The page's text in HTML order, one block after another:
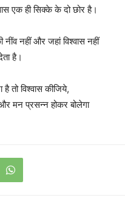
एक ही सिक्के के दो छोर है।
नींव नहीं और जहां विश्वास नहीं
है।
तो विश्वास कीजिये,
मन प्रसन्न होकर बोलेगा